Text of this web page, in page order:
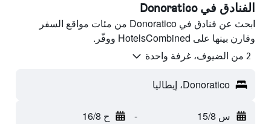
الفنادق في Donoratico
ابحث عن فنادق في Donoratico من مئات مواقع السفر
وقارن بينها على HotelsCombined ووفّر.
2 من الضيوف، غرفة واحدة
Donoratico، إيطاليا
س 15/8 - ح 16/8